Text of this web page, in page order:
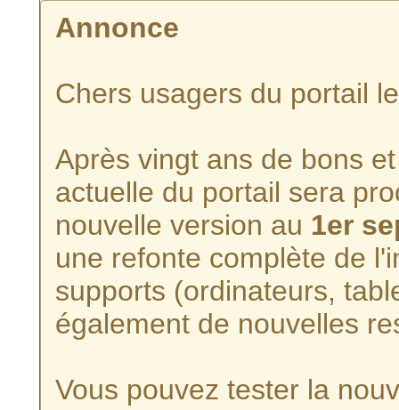
Annonce
Chers usagers du portail
Après vingt ans de bons
actuelle du portail sera
nouvelle version au 1er
une refonte complète de
supports (ordinateurs,
également de nouvelles
Vous pouvez tester la